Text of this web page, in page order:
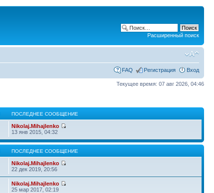
Расширенный поиск
FAQ Регистрация Вход
Текущее время: 07 авг 2026, 04:46
ПОСЛЕДНЕЕ СООБЩЕНИЕ
Nikolaj.Mihajlenko
13 янв 2015, 04:32
ПОСЛЕДНЕЕ СООБЩЕНИЕ
Nikolaj.Mihajlenko
22 дек 2019, 20:56
Nikolaj.Mihajlenko
25 мар 2017, 02:19